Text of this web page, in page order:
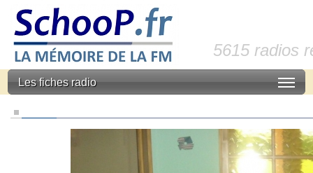
5615 radios
Les fiches radio